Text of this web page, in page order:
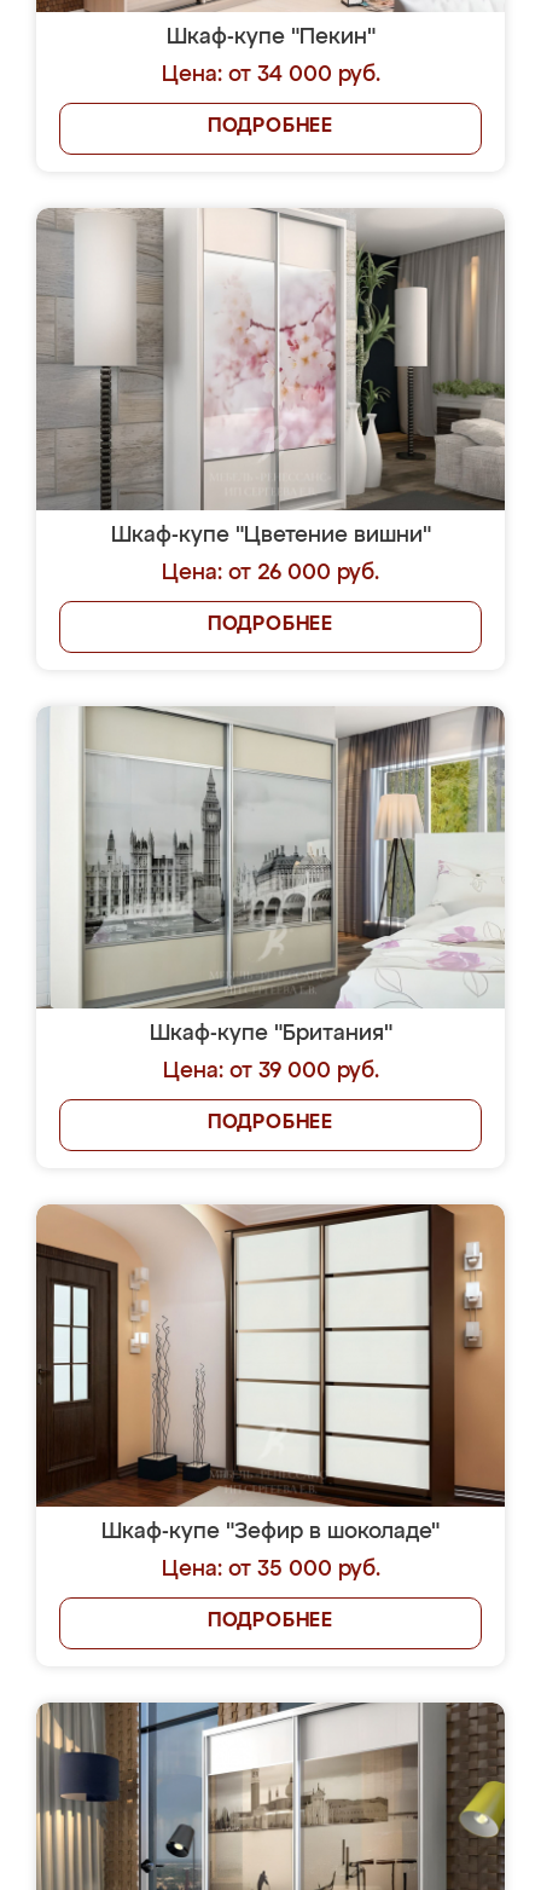
Шкаф-купе "Пекин"
Цена: от 34 000 руб.
ПОДРОБНЕЕ
Шкаф-купе "Цветение вишни"
Цена: от 26 000 руб.
ПОДРОБНЕЕ
Шкаф-купе "Британия"
Цена: от 39 000 руб.
ПОДРОБНЕЕ
Шкаф-купе "Зефир в шоколаде"
Цена: от 35 000 руб.
ПОДРОБНЕЕ